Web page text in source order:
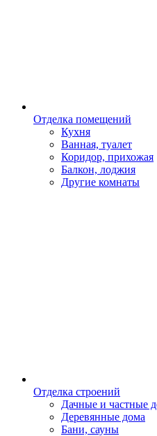
Отделка помещений
Кухня
Ванная, туалет
Коридор, прихожая
Балкон, лоджия
Другие комнаты
Отделка строений
Дачные и частные
Деревянные дома
Бани, сауны